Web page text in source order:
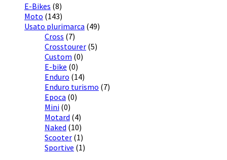
E-Bikes (8)
Moto (143)
Usato plurimarca (49)
Cross (7)
Crosstourer (5)
Custom (0)
E-bike (0)
Enduro (14)
Enduro turismo (7)
Epoca (0)
Mini (0)
Motard (4)
Naked (10)
Scooter (1)
Sportive (1)